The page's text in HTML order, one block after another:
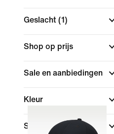
Geslacht (1)
Shop op prijs
Sale en aanbiedingen
Kleur
Sport